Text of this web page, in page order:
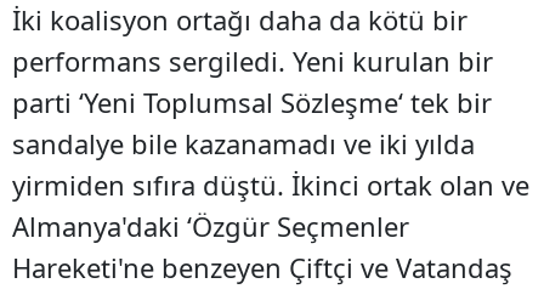
İki koalisyon ortağı daha da kötü bir
performans sergiledi. Yeni kurulan bir
parti ‘Yeni Toplumsal Sözleşme‘ tek bir
sandalye bile kazanamadı ve iki yılda
yirmiden sıfıra düştü. İkinci ortak olan ve
Almanya'daki ‘Özgür Seçmenler
Hareketi'ne benzeyen Çiftçi ve Vatandaş